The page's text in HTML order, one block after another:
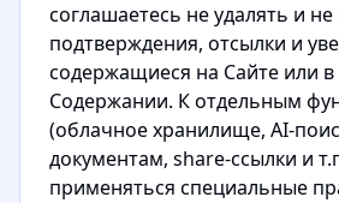
соглашаетесь не удалять и
подтверждения, отсылки и
содержащиеся на Сайте или в
Содержании. К отдельным
(облачное хранилище, AI-
документам, share-ссылки и
применяться специальные